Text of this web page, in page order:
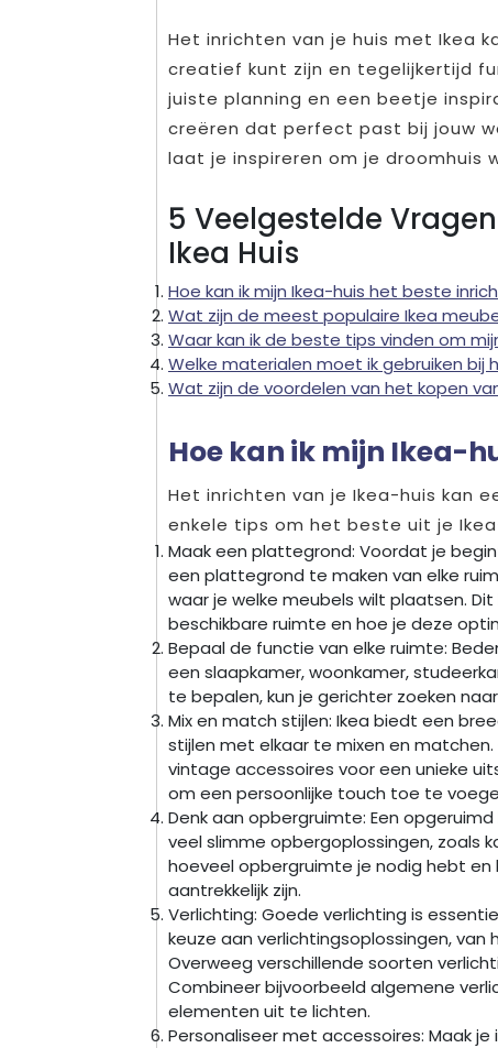
Het inrichten van je huis met Ikea
creatief kunt zijn en tegelijkertijd
juiste planning en een beetje
creëren dat perfect past bij jouw
laat je inspireren om je droomhuis
5 Veelgestelde
Ikea Huis
Hoe kan ik mijn Ikea-huis het beste
Wat zijn de meest populaire Ikea
Waar kan ik de beste tips vinden om
Welke materialen moet ik gebruiken bij
Wat zijn de voordelen van het kopen
Hoe kan ik mijn Ikea-
Het inrichten van je Ikea-huis kan
enkele tips om het beste uit je
Maak een plattegrond: Voordat je
een plattegrond te maken van elke
waar je welke meubels wilt plaatsen.
beschikbare ruimte en hoe je deze
Bepaal de functie van elke ruimte:
een slaapkamer, woonkamer,
te bepalen, kun je gerichter zoeken
Mix en match stijlen: Ikea biedt een
stijlen met elkaar te mixen en
vintage accessoires voor een unieke
om een persoonlijke touch toe te
Denk aan opbergruimte: Een
veel slimme opbergoplossingen, zoals
hoeveel opbergruimte je nodig hebt
aantrekkelijk zijn.
Verlichting: Goede verlichting is
keuze aan verlichtingsoplossingen,
Overweeg verschillende soorten
Combineer bijvoorbeeld algemene
elementen uit te lichten.
Personaliseer met accessoires: Maak